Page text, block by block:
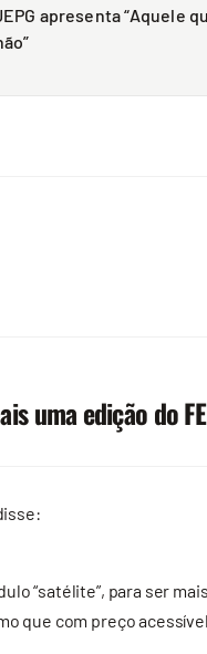
apresenta “Aquele
uma edição do
“satélite”, para ser
que com preço